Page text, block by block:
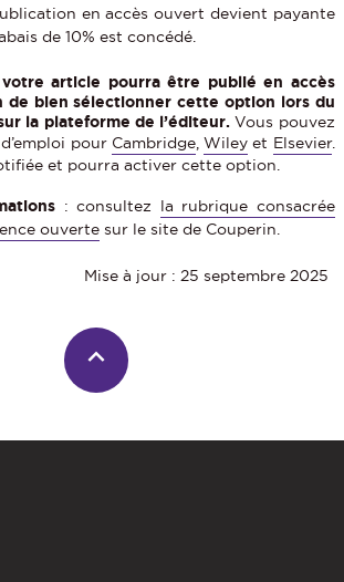
en accès ouvert devient payante
de 10% est concédé.
votre article pourra être publié en accès
de bien sélectionner cette option lors du
la plateforme de l’éditeur. Vous pouvez
pour Cambridge,Wiley et Elsevier.
et pourra activer cette option.
: consultez la rubrique consacrée
ouverte sur le site de Couperin.
Mise à jour : 25 septembre 2025